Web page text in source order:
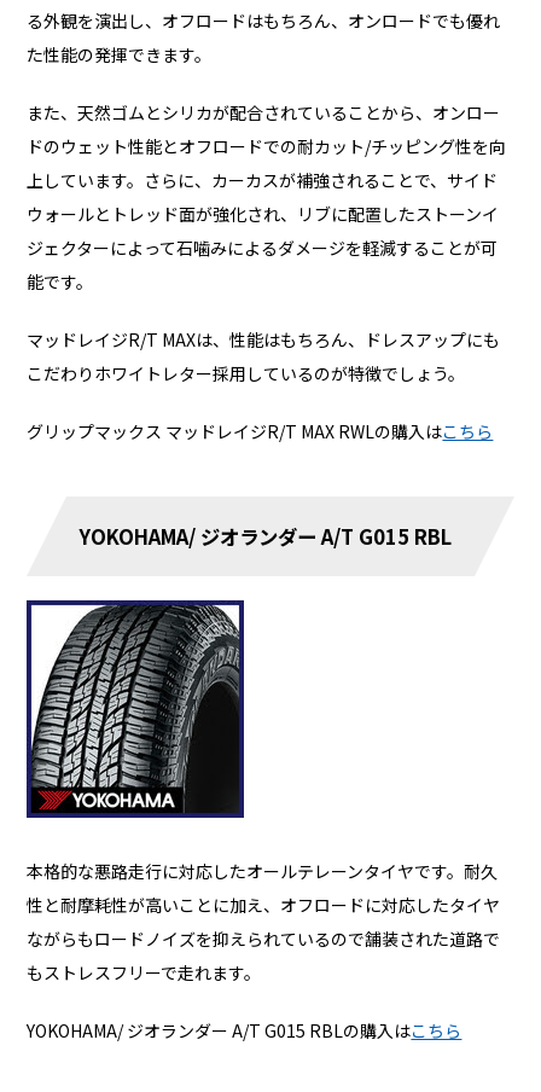
る外観を演出し、オフロードはもちろん、オンロードでも優れ
た性能の発揮できます。
また、天然ゴムとシリカが配合されていることから、オンロー
ドのウェット性能とオフロードでの耐カット/チッピング性を向
上しています。さらに、カーカスが補強されることで、サイド
ウォールとトレッド面が強化され、リブに配置したストーンイ
ジェクターによって石噛みによるダメージを軽減することが可
能です。
マッドレイジR/T MAXは、性能はもちろん、ドレスアップにも
こだわりホワイトレター採用しているのが特徴でしょう。
グリップマックス マッドレイジR/T MAX RWLの購入はこちら
YOKOHAMA/ ジオランダー A/T G015 RBL
本格的な悪路走行に対応したオールテレーンタイヤです。耐久
性と耐摩耗性が高いことに加え、オフロードに対応したタイヤ
ながらもロードノイズを抑えられているので舗装された道路で
もストレスフリーで走れます。
YOKOHAMA/ ジオランダー A/T G015 RBLの購入はこちら